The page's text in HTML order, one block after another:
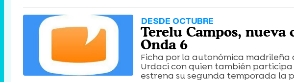
DESDE OCTUBRE
Terelu Campos, nueva
Onda 6
Ficha por la autonómica
Urdaci con quien también participa
estrena su segunda temporada la